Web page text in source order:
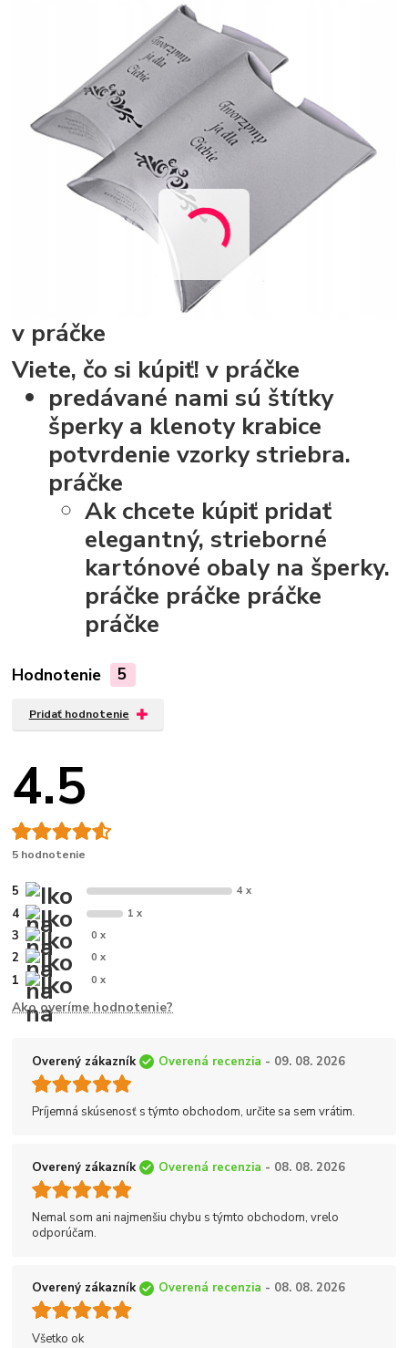
v práčke
Viete, čo si kúpiť!v práčke
predávané nami sú štítky
šperky a klenoty krabice
potvrdenie vzorky striebra.
práčke
Ak chcete kúpiť pridať
elegantný, strieborné
kartónové obaly na šperky.
práčke práčke práčke
práčke
Hodnotenie 5
Pridať hodnotenie
4.5
5 hodnotenie
5 4 x
4 1 x
3 0 x
2 0 x
1 0 x
Ako overíme hodnotenie?
Overený zákazník Overená recenzia - 09. 08. 2026
Príjemná skúsenosť s týmto obchodom, určite sa sem vrátim.
Overený zákazník Overená recenzia - 08. 08. 2026
Nemal som ani najmenšiu chybu s týmto obchodom, vrelo
odporúčam.
Overený zákazník Overená recenzia - 08. 08. 2026
Všetko ok